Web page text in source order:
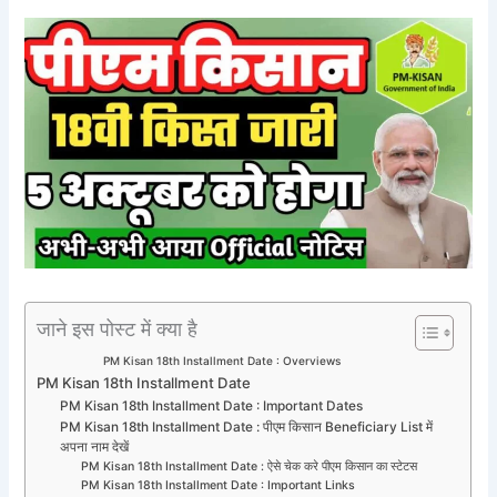
जाने इस पोस्ट में क्या है
PM Kisan 18th Installment Date : Overviews
PM Kisan 18th Installment Date
PM Kisan 18th Installment Date : Important Dates
PM Kisan 18th Installment Date : पीएम किसान Beneficiary List में
अपना नाम देखें
PM Kisan 18th Installment Date : ऐसे चेक करे पीएम किसान का स्टेटस
PM Kisan 18th Installment Date : Important Links